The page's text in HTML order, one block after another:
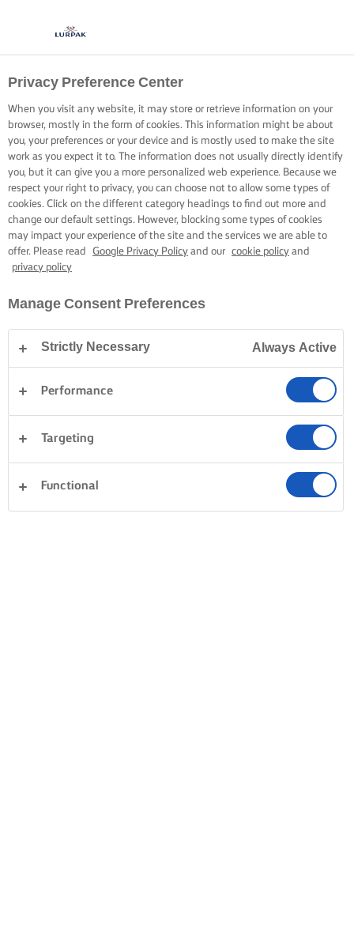
Privacy Preference Center
When you visit any website, it may store or retrieve information on your
browser, mostly in the form of cookies. This information might be about
you, your preferences or your device and is mostly used to make the site
work as you expect it to. The information does not usually directly identify
you, but it can give you a more personalized web experience. Because we
respect your right to privacy, you can choose not to allow some types of
cookies. Click on the different category headings to find out more and
change our default settings. However, blocking some types of cookies
may impact your experience of the site and the services we are able to
offer. Please read
Google Privacy Policy and our cookie policy and
privacy policy
Manage Consent Preferences
Strictly Necessary Always Active
Performance
Targeting
Functional